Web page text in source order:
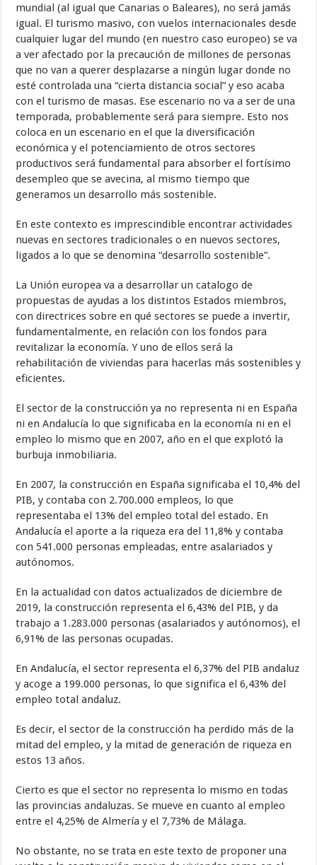
mundial (al igual que Canarias o Baleares), no será jamás
igual. El turismo masivo, con vuelos internacionales desde
cualquier lugar del mundo (en nuestro caso europeo) se va
a ver afectado por la precaución de millones de personas
que no van a querer desplazarse a ningún lugar donde no
esté controlada una “cierta distancia social” y eso acaba
con el turismo de masas. Ese escenario no va a ser de una
temporada, probablemente será para siempre. Esto nos
coloca en un escenario en el que la diversificación
económica y el potenciamiento de otros sectores
productivos será fundamental para absorber el fortísimo
desempleo que se avecina, al mismo tiempo que
generamos un desarrollo más sostenible.
En este contexto es imprescindible encontrar actividades
nuevas en sectores tradicionales o en nuevos sectores,
ligados a lo que se denomina “desarrollo sostenible”.
La Unión europea va a desarrollar un catalogo de
propuestas de ayudas a los distintos Estados miembros,
con directrices sobre en qué sectores se puede a invertir,
fundamentalmente, en relación con los fondos para
revitalizar la economía. Y uno de ellos será la
rehabilitación de viviendas para hacerlas más sostenibles y
eficientes.
El sector de la construcción ya no representa ni en España
ni en Andalucía lo que significaba en la economía ni en el
empleo lo mismo que en 2007, año en el que explotó la
burbuja inmobiliaria.
En 2007, la construcción en España significaba el 10,4% del
PIB, y contaba con 2.700.000 empleos, lo que
representaba el 13% del empleo total del estado. En
Andalucía el aporte a la riqueza era del 11,8% y contaba
con 541.000 personas empleadas, entre asalariados y
autónomos.
En la actualidad con datos actualizados de diciembre de
2019, la construcción representa el 6,43% del PIB, y da
trabajo a 1.283.000 personas (asalariados y autónomos), el
6,91% de las personas ocupadas.
En Andalucía, el sector representa el 6,37% del PIB andaluz
y acoge a 199.000 personas, lo que significa el 6,43% del
empleo total andaluz.
Es decir, el sector de la construcción ha perdido más de la
mitad del empleo, y la mitad de generación de riqueza en
estos 13 años.
Cierto es que el sector no representa lo mismo en todas
las provincias andaluzas. Se mueve en cuanto al empleo
entre el 4,25% de Almería y el 7,73% de Málaga.
No obstante, no se trata en este texto de proponer una